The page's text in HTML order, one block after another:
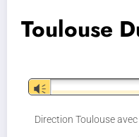
Toulouse
Lecteur
audio
Vm
Direction Toulouse